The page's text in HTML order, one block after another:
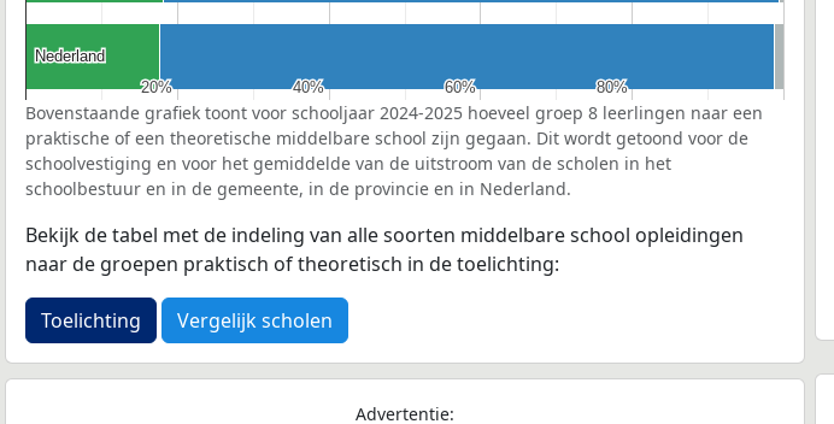
20%
20% 40%
40% 60%
60% 80%
80%
Nederland
Nederland
Bovenstaande grafiek toont voor schooljaar 2024-2025 hoeveel groep 8 leerlingen naar een
praktische of een theoretische middelbare school zijn gegaan. Dit wordt getoond voor de
schoolvestiging en voor het gemiddelde van de uitstroom van de scholen in het
schoolbestuur en in de gemeente, in de provincie en in Nederland.
Bekijk de tabel met de indeling van alle soorten middelbare school opleidingen
naar de groepen praktisch of theoretisch in de toelichting:
Toelichting Vergelijk scholen
Advertentie: